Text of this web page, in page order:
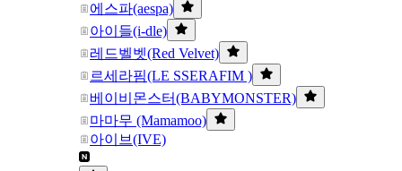
에스파(aespa)
아이들(i-dle)
레드벨벳(Red Velvet)
르세라핌(LE SSERAFIM )
베이비몬스터(BABYMONSTER)
마마무 (Mamamoo)
아이브(IVE)